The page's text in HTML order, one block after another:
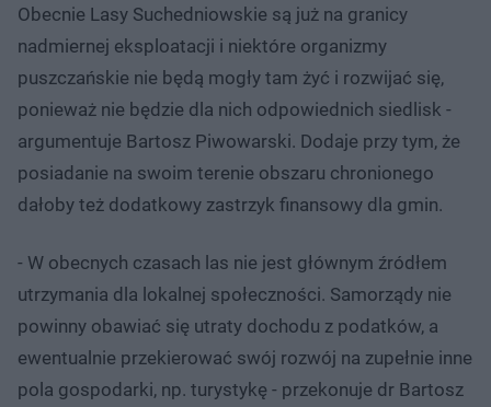
Obecnie Lasy Suchedniowskie są już na granicy
nadmiernej eksploatacji i niektóre organizmy
puszczańskie nie będą mogły tam żyć i rozwijać się,
ponieważ nie będzie dla nich odpowiednich siedlisk -
argumentuje Bartosz Piwowarski. Dodaje przy tym, że
posiadanie na swoim terenie obszaru chronionego
dałoby też dodatkowy zastrzyk finansowy dla gmin.
- W obecnych czasach las nie jest głównym źródłem
utrzymania dla lokalnej społeczności. Samorządy nie
powinny obawiać się utraty dochodu z podatków, a
ewentualnie przekierować swój rozwój na zupełnie inne
pola gospodarki, np. turystykę - przekonuje dr Bartosz